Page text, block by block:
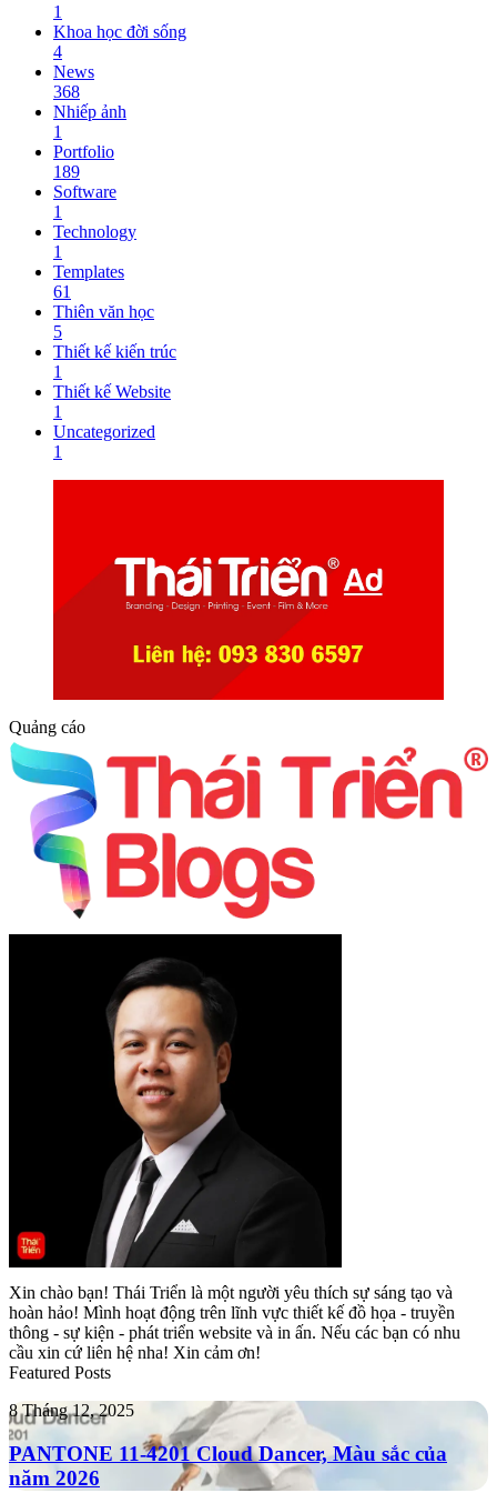
1
Khoa học đời sống
4
News
368
Nhiếp ảnh
1
Portfolio
189
Software
1
Technology
1
Templates
61
Thiên văn học
5
Thiết kế kiến trúc
1
Thiết kế Website
1
Uncategorized
1
Quảng cáo
Xin chào bạn! Thái Triển là một người yêu thích sự sáng tạo và
hoàn hảo! Mình hoạt động trên lĩnh vực thiết kế đồ họa - truyền
thông - sự kiện - phát triển website và in ấn. Nếu các bạn có nhu
cầu xin cứ liên hệ nha! Xin cảm ơn!
Featured Posts
PANTONE
11-
4201
Cloud
Dancer,
8 Tháng 12, 2025
PANTONE 11-4201 Cloud Dancer, Màu sắc của
năm 2026